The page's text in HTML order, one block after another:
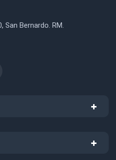
San Bernardo. RM.